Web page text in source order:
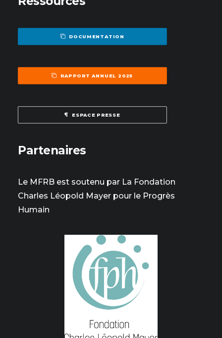
DOCUMENTATION
RAPPORT ANNUEL 2025
ESPACE PRESSE
Partenaires
Le MFRB est soutenu par La Fondation
Charles Léopold Mayer pour le Progrès
Humain